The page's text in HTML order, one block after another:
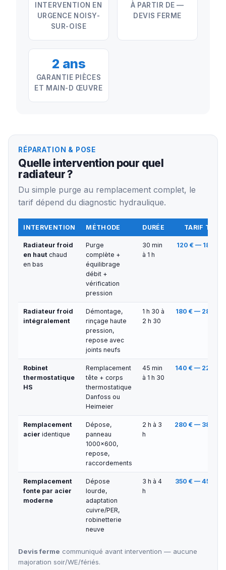
INTERVENTION EN
URGENCE NOISY-
SUR-OISE
À PARTIR DE —
DEVIS FERME
2 ans
GARANTIE PIÈCES
ET MAIN-D ŒUVRE
RÉPARATION & POSE
Quelle intervention pour quel
radiateur ?
Du simple purge au remplacement complet, le
tarif dépend du diagnostic hydraulique.
INTERVENTION MÉTHODE DURÉE TARIF TTC
Radiateur froid
en haut chaud
en bas
Purge
complète +
équilibrage
débit +
vérification
pression
30 min
à 1 h
120 € — 180 €
Radiateur froid
intégralement
Démontage,
rinçage haute
pression,
repose avec
joints neufs
1 h 30 à
2 h 30
180 € — 280 €
Robinet
thermostatique
HS
Remplacement
tête + corps
thermostatique
Danfoss ou
Heimeier
45 min
à 1 h 30
140 € — 220 €
Remplacement
acier identique
Dépose,
panneau
1000×600,
repose,
raccordements
2 h à 3
h
280 € — 380 €
Remplacement
fonte par acier
moderne
Dépose
lourde,
adaptation
cuivre/PER,
robinetterie
neuve
3 h à 4
h
350 € — 450 €
Devis ferme communiqué avant intervention — aucune
majoration soir/WE/fériés.